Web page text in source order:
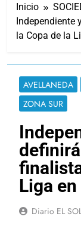
Inicio
Independiente
la Copa de la
AVELLANEDA
ZONA SUR
Liga
Diario EL